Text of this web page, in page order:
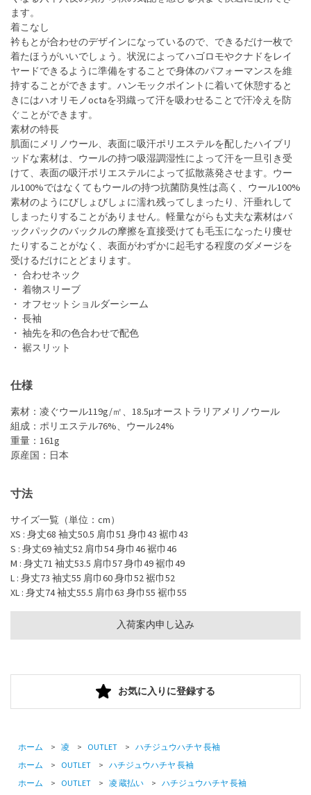
入荷案内申し込み
ます。
着こなし
衿もとが合わせのデザインになっているので、できるだけ一枚で
着たほうがいいでしょう。状況によってハゴロモやクナドをレイ
ヤードできるように準備をすることで身体のパフォーマンスを維
持することができます。ハンモックポイントに着いて休憩すると
きにはハオリモノoctaを羽織って汗を吸わせることで汗冷えを防
ぐことができます。
素材の特長
肌面にメリノウール、表面に吸汗ポリエステルを配したハイブリ
ッドな素材は、ウールの持つ吸湿調湿性によって汗を一旦引き受
けて、表面の吸汗ポリエステルによって拡散蒸発させます。ウー
ル100%ではなくてもウールの持つ抗菌防臭性は高く、ウール100%
素材のようにびしょびしょに濡れ残ってしまったり、汗垂れして
しまったりすることがありません。軽量ながらも丈夫な素材はバ
ックパックのバックルの摩擦を直接受けても毛玉になったり痩せ
たりすることがなく、表面がわずかに起毛する程度のダメージを
受けるだけにとどまります。
・ 合わせネック
・ 着物スリーブ
・ オフセットショルダーシーム
・ 長袖
・ 袖先を和の色合わせで配色
・ 裾スリット
仕様
素材：凌ぐウール119g/㎡、18.5μオーストラリアメリノウール
組成：ポリエステル76%、ウール24%
重量：161g
原産国：日本
寸法
サイズ一覧（単位：cm）
XS : 身丈68 袖丈50.5 肩巾51 身巾43 裾巾43
S : 身丈69 袖丈52 肩巾54 身巾46 裾巾46
M : 身丈71 袖丈53.5 肩巾57 身巾49 裾巾49
L : 身丈73 袖丈55 肩巾60 身巾52 裾巾52
XL : 身丈74 袖丈55.5 肩巾63 身巾55 裾巾55
お気に入りに登録する
ホーム > 凌 > OUTLET > ハチジュウハチヤ 長袖
ホーム
> OUTLET > ハチジュウハチヤ 長袖
ホーム
> OUTLET > 凌 蔵払い > ハチジュウハチヤ 長袖